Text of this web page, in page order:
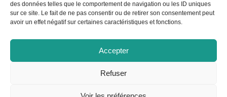
des données telles que le comportement de navigation ou les ID uniques
sur ce site. Le fait de ne pas consentir ou de retirer son consentement peut
avoir un effet négatif sur certaines caractéristiques et fonctions.
Accepter
Refuser
HORAIRES DE VACANCES